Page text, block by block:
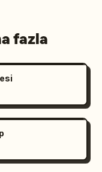
fazla